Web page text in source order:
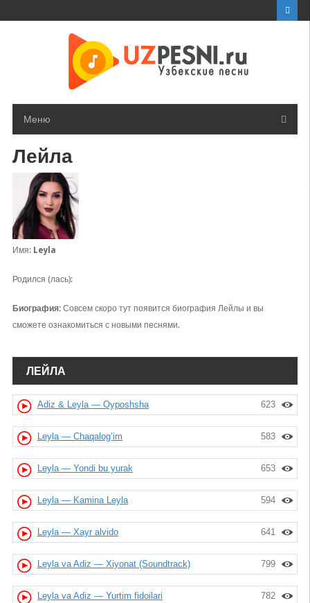
Меню
Лейла
Имя: Leyla
Родился (лась):
Биография: Совсем скоро тут появится биография Лейлы и вы
сможете ознакомиться с новыми песнями.
ЛЕЙЛА
623
Adiz & Leyla — Oyposhsha
583
Leyla — Chaqalog’im
653
Leyla — Yondi bu yurak
594
Leyla — Kamina Leyla
641
Leyla — Xayr alvido
799
Leyla va Adiz — Xiyonat (Soundtrack)
782
Leyla va Adiz — Yurtim fidoilari